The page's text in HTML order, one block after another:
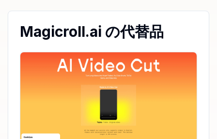
Magicroll.ai の代替品